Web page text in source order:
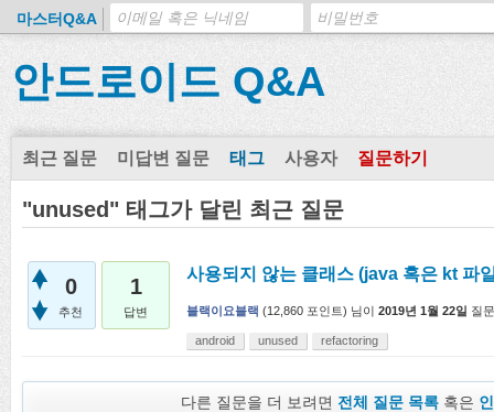
마스터Q&A
안드로이드 Q&A
최근 질문 미답변 질문 태그 사용자 질문하기
"unused" 태그가 달린 최근 질문
0
추천
1
답변
사용되지 않는 클래스 (java 혹은 kt 파
블랙이요블랙 (12,860 포인트) 님이 2019년 1월 22일 질문
android unused refactoring
다른 질문을 더 보려면 전체 질문 목록 혹은